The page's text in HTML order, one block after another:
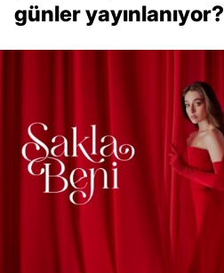
günler yayınlanıyor?